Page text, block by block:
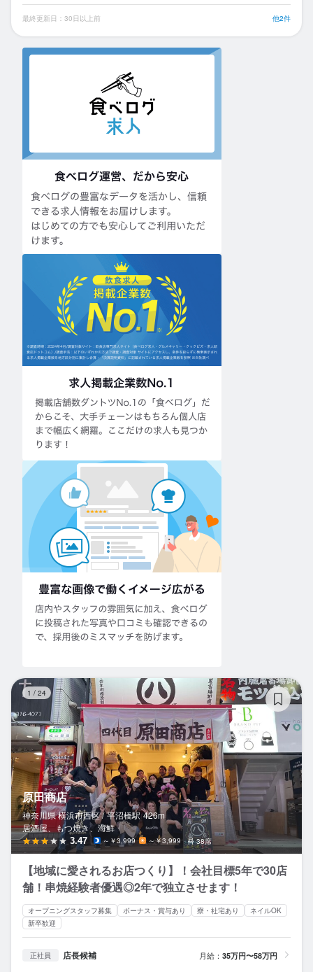
最終更新日：30日以上前 他2件
1 / 24
原田商店
神奈川県 横浜市西区 / 平沼橋駅 426m
居酒屋、もつ焼き、海鮮
3.47 ～￥3,999 ～￥3,999 38席
【地域に愛されるお店つくり】！会社目標5年で30店
舗！串焼経験者優遇◎2年で独立させます！
オープニングスタッフ募集 ボーナス・賞与あり 寮・社宅あり
ネイルOK
新卒歓迎
正社員 店長候補 月給： 35万円〜58万円